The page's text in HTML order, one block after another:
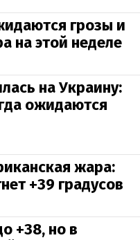
грозы и
на этой неделе
на Украину:
ожидаются
жара:
+39 градусов
+38, но в